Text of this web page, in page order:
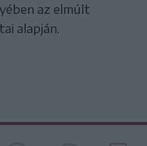
az elmúlt
alapján.